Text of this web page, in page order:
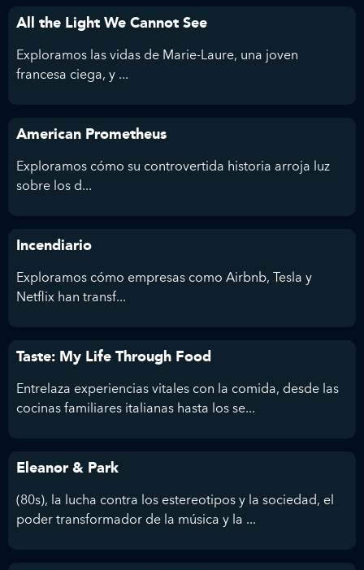
All the Light We Cannot See
Exploramos las vidas de Marie-Laure, una joven
francesa ciega, y ...
American Prometheus
Exploramos cómo su controvertida historia arroja luz
sobre los d...
Incendiario
Exploramos cómo empresas como Airbnb, Tesla y
Netflix han transf...
Taste: My Life Through Food
Entrelaza experiencias vitales con la comida, desde las
cocinas familiares italianas hasta los se...
Eleanor & Park
(80s), la lucha contra los estereotipos y la sociedad, el
poder transformador de la música y la ...